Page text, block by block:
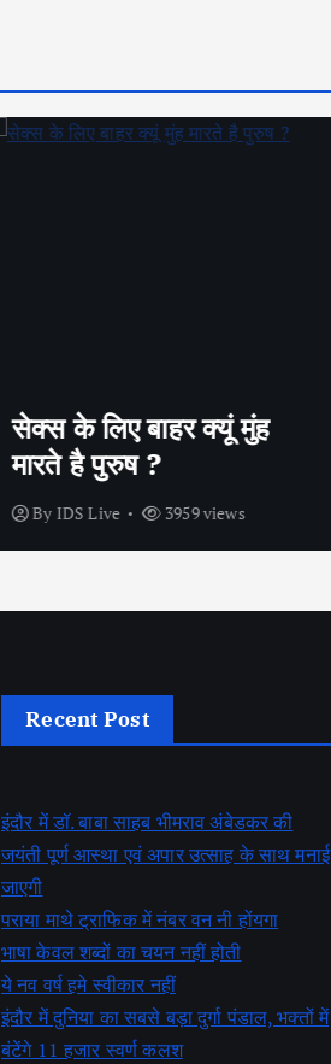
सेक्स के लिए बाहर क्यूं मुंह
मारते है पुरुष ?
By IDS Live 3959 views
Recent Post
इंदौर में डॉ. बाबा साहब भीमराव अंबेडकर की
जयंती पूर्ण आस्था एवं अपार उत्साह के साथ मनाई
जाएगी
पराया माथे ट्राफिक में नंबर वन नी होंयगा
भाषा केवल शब्दों का चयन नहीं होती
ये नव वर्ष हमे स्वीकार नहीं
इंदौर में दुनिया का सबसे बड़ा दुर्गा पंडाल, भक्तों में
बंटेंगे 11 हजार स्वर्ण कलश